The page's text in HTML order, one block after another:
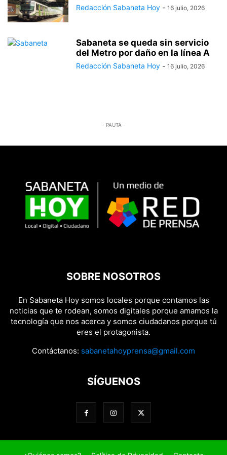
Redacción Sabaneta Hoy - 16 julio, 2026
Sabaneta se queda sin servicio
del Metro por daño en la línea A
Redacción Sabaneta Hoy - 16 julio, 2026
- PAUTA -
SOBRE NOSOTROS
En Sabaneta Hoy somos locales porque contamos las
noticias que te rodean, somos digitales porque amamos la
tecnología que nos acerca y somos ciudadanos porque tú
eres el protagonista.
Contáctanos: sabanetahoyprensa@gmail.com
SÍGUENOS